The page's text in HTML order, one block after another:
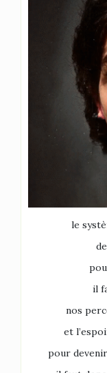
le
il
nos
et
pour